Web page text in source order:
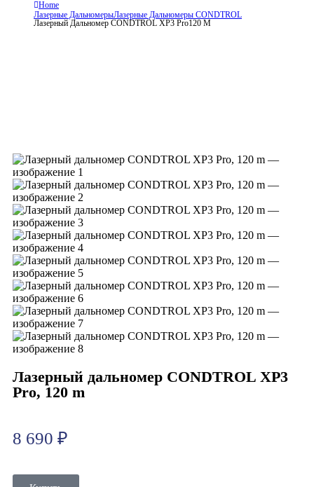
Home
Лазерные ДальномерыЛазерные Дальномеры CONDTROL
Лазерный Дальномер CONDTROL XP3 Pro120 M
Лазерный дальномер CONDTROL XP3
Pro, 120 m
8 690 ₽